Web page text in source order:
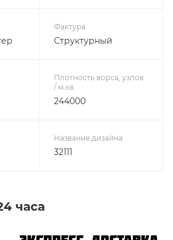
Фактура
Структурный
Плотность ворса, узлов
/ м.кв
244000
Название дизайна
32111
часа